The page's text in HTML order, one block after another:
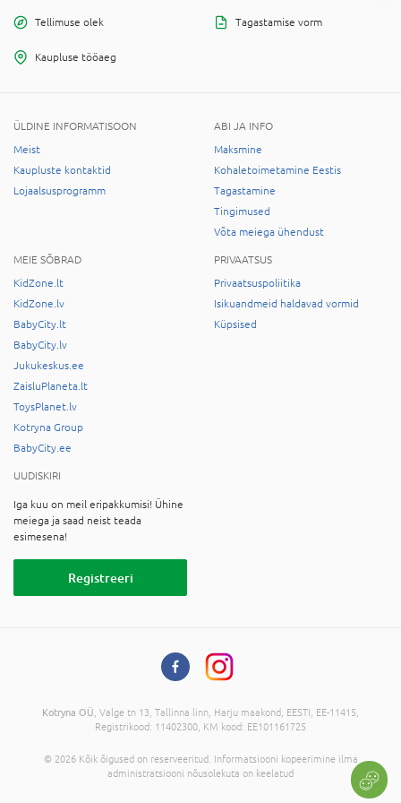
Tellimuse olek Tagastamise vorm
Kaupluse tööaeg
ÜLDINE INFORMATISOON
Meist
Kaupluste kontaktid
Lojaalsusprogramm
ABI JA INFO
Maksmine
Kohaletoimetamine Eestis
Tagastamine
Tingimused
Võta meiega ühendust
MEIE SÕBRAD
KidZone.lt
KidZone.lv
BabyCity.lt
BabyCity.lv
Jukukeskus.ee
ZaisluPlaneta.lt
ToysPlanet.lv
Kotryna Group
BabyCity.ee
PRIVAATSUS
Privaatsuspoliitika
Isikuandmeid haldavad vormid
Küpsised
UUDISKIRI
Iga kuu on meil eripakkumisi! Ühine
meiega ja saad neist teada
esimesena!
Registreeri
Kotryna OÜ , Valge tn 13, Tallinna linn, Harju maakond, EESTI, EE-11415,
Registrikood: 11402300, KM kood: EE101161725
© 2026 Kõik õigused on reserveeritud. Informatsiooni kopeerimine ilma
administratsiooni nõusolekuta on keelatud